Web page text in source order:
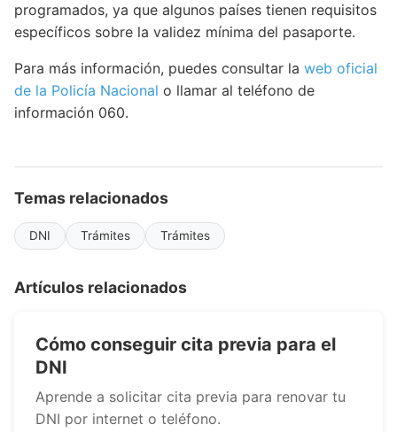
programados, ya que algunos países tienen requisitos
específicos sobre la validez mínima del pasaporte.
Para más información, puedes consultar la web oficial
de la Policía Nacional o llamar al teléfono de
información 060.
Temas relacionados
DNI Trámites Trámites
Artículos relacionados
Cómo conseguir cita previa para el
DNI
Aprende a solicitar cita previa para renovar tu
DNI por internet o teléfono.